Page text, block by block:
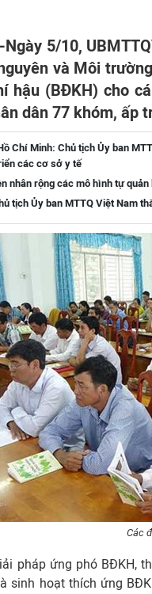
Ngày 5/10,
và Môi
hậu (BĐKH) cho
dân 77 khóm, ấp
Chí Minh: Chủ tịch Ủy ban
các cơ sở y tế
nhân rộng các mô hình tự
tịch Ủy ban MTTQ Việt Nam
Các
pháp ứng phó BĐKH,
sinh hoạt thích ứng